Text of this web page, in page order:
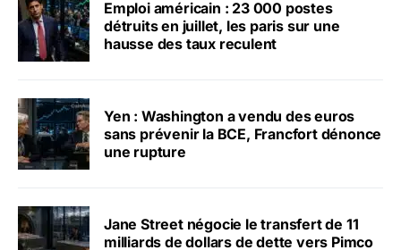
Emploi américain : 23 000 postes
détruits en juillet, les paris sur une
hausse des taux reculent
Yen : Washington a vendu des euros
sans prévenir la BCE, Francfort dénonce
une rupture
Jane Street négocie le transfert de 11
milliards de dollars de dette vers Pimco